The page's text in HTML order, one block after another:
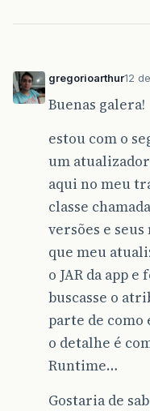
gregorioarthur12
Buenas galera!
estou com o
um
aqui no meu
classe
versões e
que meu
o JAR da app
buscasse o
parte de como
o detalhe é
Runtime…
Gostaria de